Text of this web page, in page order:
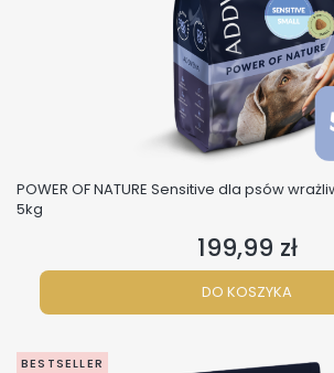
POWER OF NATURE Sensitive dla psów
5kg
Cena
199,99 zł
DO KOSZYKA
BESTSELLER